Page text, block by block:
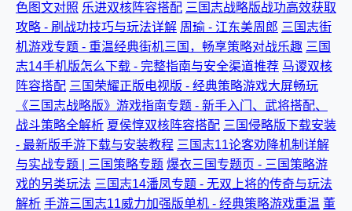
色图文对照 乐进双核阵容搭配 三国志战略版战功高效获取
攻略 - 刷战功技巧与玩法详解 周瑜 - 江东美周郎 三国志街
机游戏专题 - 重温经典街机三国，畅享策略对战乐趣 三国
志14手机版怎么下载 - 完整指南与安全渠道推荐 马谡双核
阵容搭配 三国荣耀正版电视版 - 经典策略游戏大屏畅玩
《三国志战略版》游戏指南专题 - 新手入门、武将搭配、
战斗策略全解析 夏侯惇双核阵容搭配 三国侵略版下载安装
- 最新版手游下载与安装教程 三国志11论客劝降机制详解
与实战专题 | 三国策略专题 爆衣三国专题页 - 三国策略游
戏的另类玩法 三国志14潘凤专题 - 无双上将的传奇与玩法
解析 手游三国志11威力加强版单机 - 经典策略游戏重温 董